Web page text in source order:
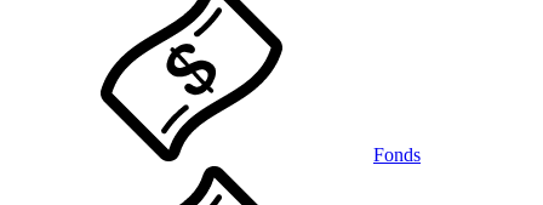
Fonds